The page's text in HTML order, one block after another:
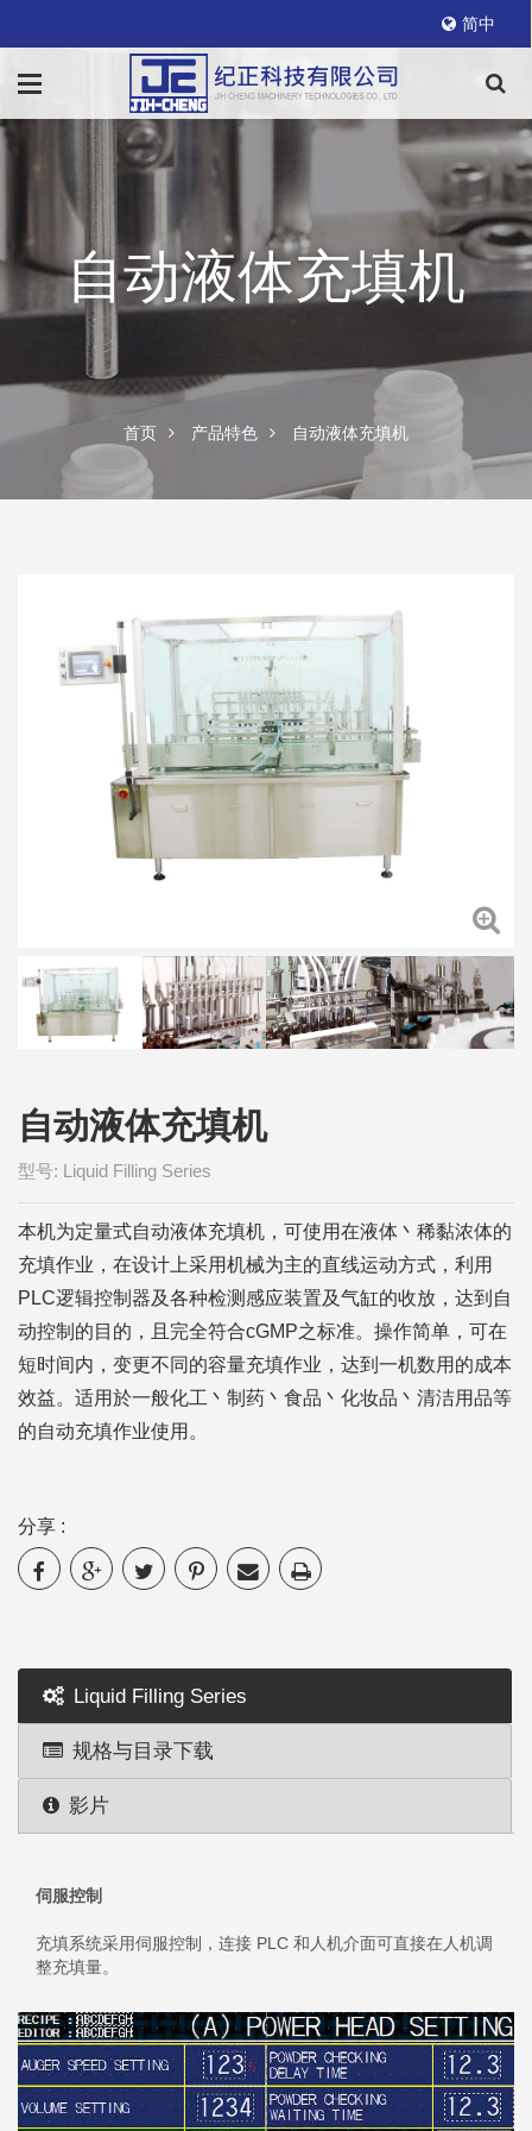
简中
自动液体充填机
首页 产品特色 自动液体充填机
型号: Liquid Filling Series
本机为定量式自动液体充填机，可使用在液体丶稀黏浓体的
充填作业，在设计上采用机械为主的直线运动方式，利用
PLC逻辑控制器及各种检测感应装置及气缸的收放，达到自
动控制的目的，且完全符合cGMP之标准。操作简单，可在
短时间内，变更不同的容量充填作业，达到一机数用的成本
效益。适用於一般化工丶制药丶食品丶化妆品丶清洁用品等
的自动充填作业使用。
分享 :
Liquid Filling Series
规格与目录下载
影片
伺服控制
充填系统采用伺服控制，连接 PLC 和人机介面可直接在人机调
整充填量。